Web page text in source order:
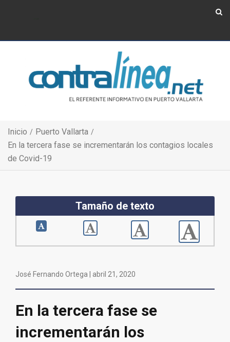
Inicio
Puerto Vallarta
En la tercera fase se incrementarán los contagios locales
de Covid-19
Tamaño de texto
José Fernando Ortega | abril 21, 2020
En la tercera fase se
incrementarán los